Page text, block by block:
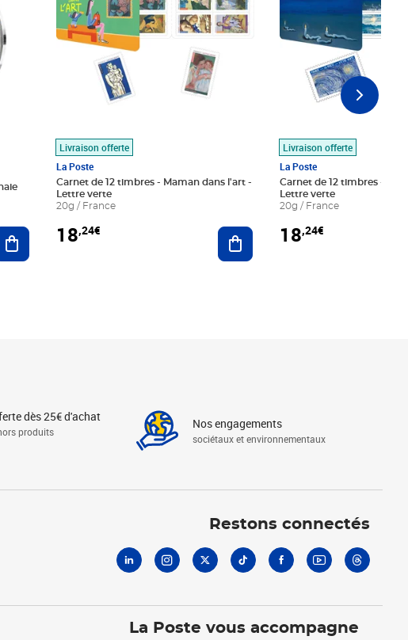
Ajouter au panier
Livraison offerte
La Poste
Carnet de 12 timbres - Maman dans l'art -
Lettre verte
20g / France
18,24€ Ajouter au panier
Livraison offerte
La Poste
Carnet de 12 timbres - Le
Lettre verte
20g / France
18,24€
dès 25€ d'achat
produits
Nos engagements
sociétaux et environnementaux
Restons connectés
La Poste vous accompagne